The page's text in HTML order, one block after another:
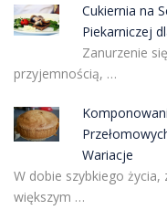
Cukiernia na
Piekarniczej
Zanurzenie
przyjemnością, …
Wariacje
W dobie szybkiego
większym …